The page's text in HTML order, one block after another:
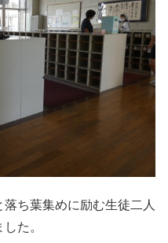
ち葉集めに励む生徒二人
た。